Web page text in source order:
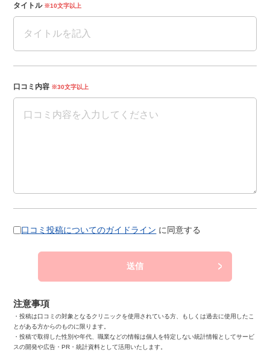
タイトル ※10文字以上
口コミ内容 ※30文字以上
口コミ投稿についてのガイドライン に同意する
送信
注意事項
・投稿は口コミの対象となるクリニックを使用されている方、もしくは過去に使用したこ
とがある方からのものに限ります。
・投稿で取得した性別や年代、職業などの情報は個人を特定しない統計情報としてサービ
スの開発や広告・PR・統計資料として活用いたします。